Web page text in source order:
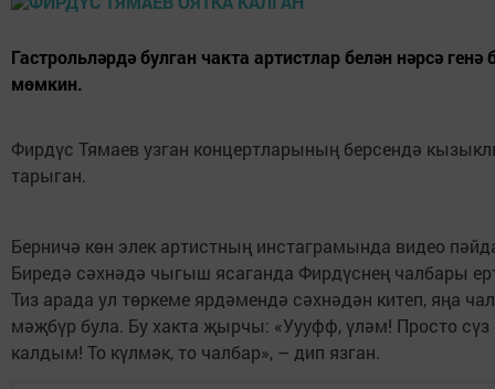
Гастрольләрдә булган чакта артистлар белән нәрсә генә
мөмкин.
Фирдүс Тямаев узган концертларының берсендә
тарыган.
Берничә көн элек артистның инстаграмында видео
Биредә сәхнәдә чыгыш ясаганда Фирдүснең чалбары
Тиз арада ул төркеме ярдәмендә сәхнәдән китеп, яңа
мәҗбүр була. Бу хакта җырчы: «Уууфф, үләм! Просто
калдым! То күлмәк, то чалбар», – дип язган.